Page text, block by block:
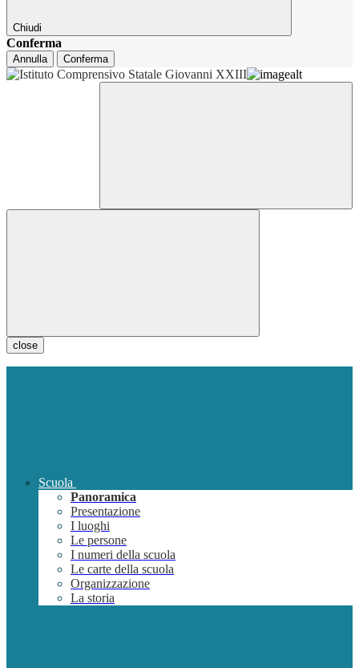
Chiudi
Conferma
Annulla Conferma
close
Scuola
Panoramica
Presentazione
I luoghi
Le persone
I numeri della scuola
Le carte della scuola
Organizzazione
La storia